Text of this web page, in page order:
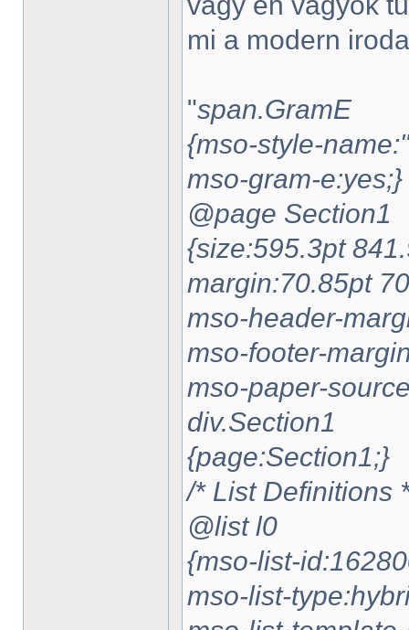
mi a modern
"span.GramE
{mso-style-
mso-gram-e:yes;}
@page Section1
{size:595.3pt
margin:70.85pt
mso-header-
mso-footer-
mso-paper-
div.Section1
{page:Section1;}
/* List Definitions
@list l0
{mso-list-
mso-list-